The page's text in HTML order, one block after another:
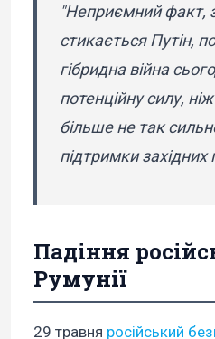
"Неприємний факт,
стикається Путін,
гібридна війна
потенційну силу,
більше не так
підтримки західних
Падіння
Румунії
29 травня російський